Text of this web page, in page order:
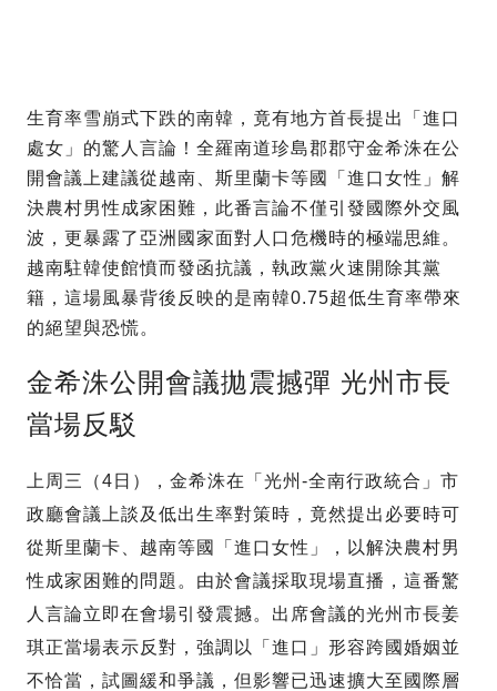
生育率雪崩式下跌的南韓，竟有地方首長提出「進口
處女」的驚人言論！全羅南道珍島郡郡守金希洙在公
開會議上建議從越南、斯里蘭卡等國「進口女性」解
決農村男性成家困難，此番言論不僅引發國際外交風
波，更暴露了亞洲國家面對人口危機時的極端思維。
越南駐韓使館憤而發函抗議，執政黨火速開除其黨
籍，這場風暴背後反映的是南韓0.75超低生育率帶來
的絕望與恐慌。
金希洙公開會議拋震撼彈 光州市長
當場反駁
上周三（4日），金希洙在「光州-全南行政統合」市
政廳會議上談及低出生率對策時，竟然提出必要時可
從斯里蘭卡、越南等國「進口女性」，以解決農村男
性成家困難的問題。由於會議採取現場直播，這番驚
人言論立即在會場引發震撼。出席會議的光州市長姜
琪正當場表示反對，強調以「進口」形容跨國婚姻並
不恰當，試圖緩和爭議，但影響已迅速擴大至國際層